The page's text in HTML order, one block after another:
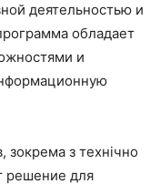
деятельностью и
обладает
и
зокрема з технічно
решение для